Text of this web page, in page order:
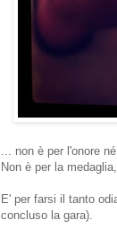
... non è per l'onore
Non è per la
E' per farsi il tanto
concluso la gara).